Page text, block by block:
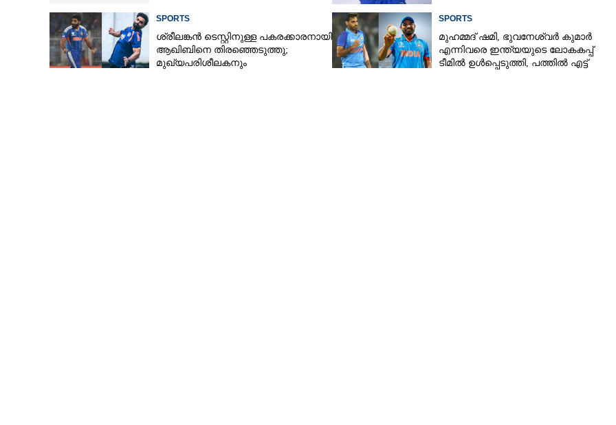
SPORTS
ശ്രീലങ്കൻ ടെസ്റ്റിനുള്ള പകരക്കാരനായി
ആഖിബിനെ തിരഞ്ഞെടുത്തു;
മുഖ്യപരിശീലകനും
SPORTS
മുഹമ്മദ് ഷമി, ഭുവനേശ്വർ കുമാർ
എന്നിവരെ ഇന്ത്യയുടെ ലോകകപ്പ്
ടീമിൽ ഉൾപ്പെടുത്തി,​ പത്തിൽ എട്ട്